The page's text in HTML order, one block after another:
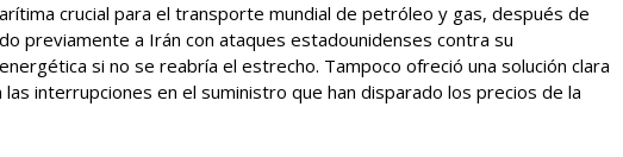
crucial para el transporte mundial de petróleo y gas, después de
previamente a Irán con ataques estadounidenses contra su
si no se reabría el estrecho. Tampoco ofreció una solución clara
las interrupciones en el suministro que han disparado los precios de la